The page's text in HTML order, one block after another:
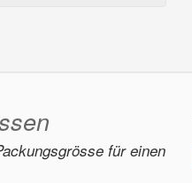
für einen